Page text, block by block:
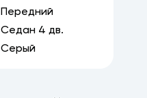
Передний
Седан 4 дв.
Серый